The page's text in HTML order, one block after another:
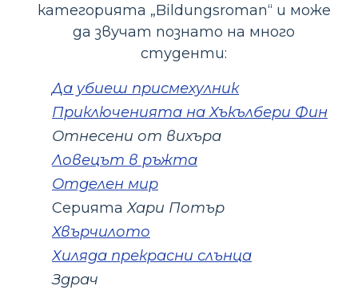
категорията „Bildungsroman“ и може
да звучат познато на много
студенти:
Да убиеш присмехулник
Приключенията на Хъкълбери Фин
Отнесени от вихъра
Ловецът в ръжта
Отделен мир
СериятаХари Потър
Хвърчилото
Хиляда прекрасни слънца
Здрач